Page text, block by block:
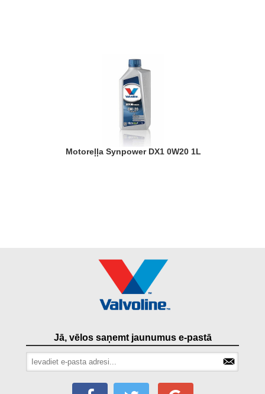
Motoreļļa Synpower DX1 0W20 1L
Jā, vēlos saņemt jaunumus e-pastā